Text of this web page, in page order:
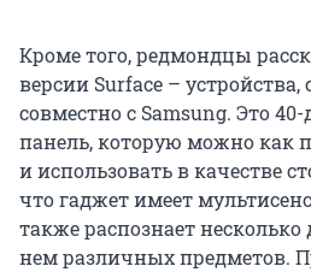
Кроме того, редмондцы
версии Surface – устройства,
совместно с Samsung. Это
панель, которую можно как
и использовать в качестве
что гаджет имеет
также распознает
нем различных предметов.